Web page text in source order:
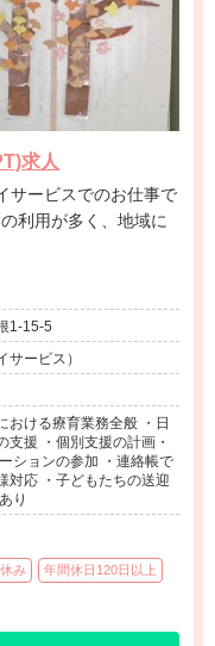
求人
利用が多く、地域に
1-15-5
ービス）
おける療育業務全般 ・日
支援 ・個別支援の計画・
ションの参加 ・連絡帳で
対応 ・子どもたちの送迎
り
み 年間休日120日以上